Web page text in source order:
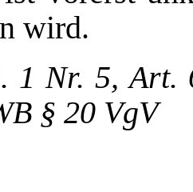
wird.
1 Nr. 5, Art.
§ 20 VgV